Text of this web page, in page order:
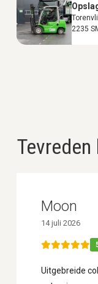
2235
Moon
14 juli 2026
Uitgebreide